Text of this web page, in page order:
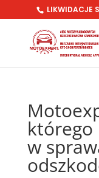
LIKWIDACJE
którego
w